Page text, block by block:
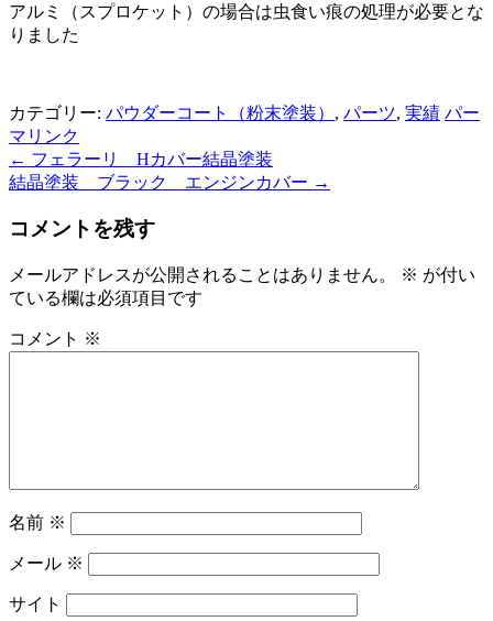
アルミ（スプロケット）の場合は虫食い痕の処理が必要とな
りました
カテゴリー: パウダーコート（粉末塗装） , パーツ, 実績 パー
マリンク
← フェラーリ Hカバー結晶塗装
結晶塗装 ブラック エンジンカバー →
コメントを残す
メールアドレスが公開されることはありません。 ※ が付い
ている欄は必須項目です
コメント ※
名前 ※
メール ※
サイト